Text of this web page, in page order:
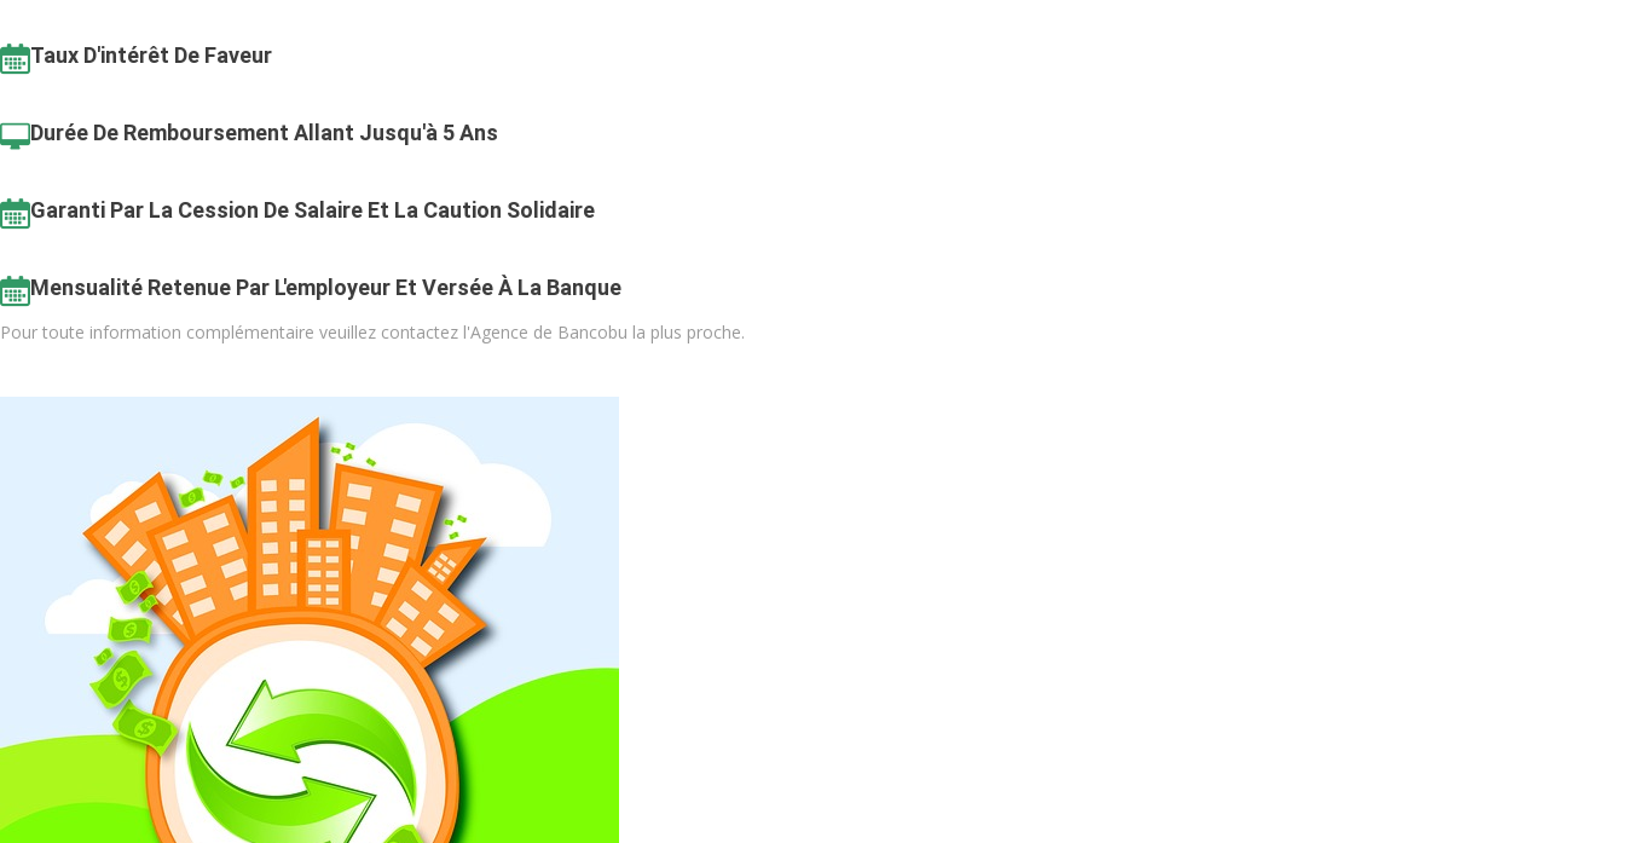
Taux D'intérêt De Faveur
Durée De Remboursement Allant Jusqu'à 5 Ans
Garanti Par La Cession De Salaire Et La Caution Solidaire
Mensualité Retenue Par L'employeur Et Versée À La Banque
Pour toute information complémentaire veuillez contactez l'Agence de Bancobu la plus proche.